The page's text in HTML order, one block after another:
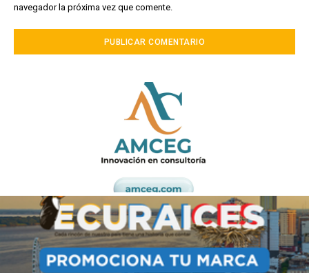
navegador la próxima vez que comente.